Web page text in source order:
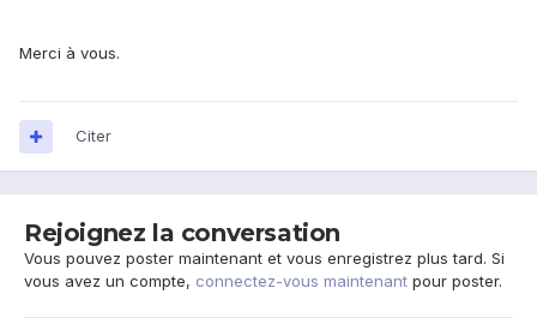
Merci à vous.
Citer
Rejoignez la conversation
Vous pouvez poster maintenant et vous enregistrez plus tard. Si
vous avez un compte, connectez-vous maintenant pour poster.